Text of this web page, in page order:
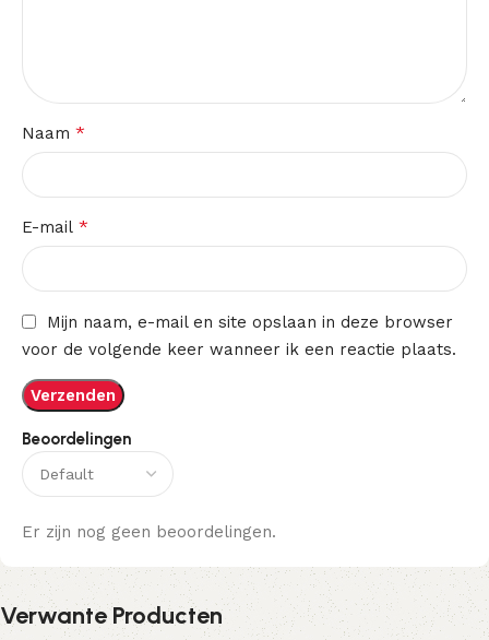
Beoordelingen
Er zijn nog geen beoordelingen.
Naam *
E-mail *
Mijn naam, e-mail en site opslaan in deze browser
voor de volgende keer wanneer ik een reactie plaats.
Verwante Producten